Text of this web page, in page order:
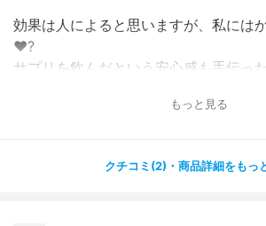
効果は人によると思いますが、私には
❤️?
サプリを飲んだという安心感も手伝っ
感できていません。
もっと見る
クチコミ(2)・商品詳細をもっ